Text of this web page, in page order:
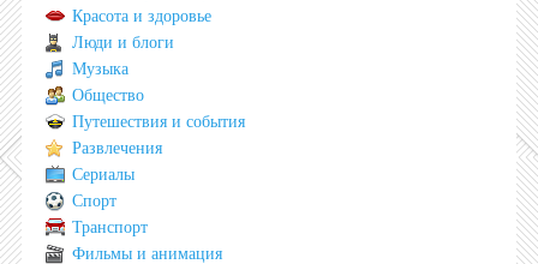
Красота и здоровье
Люди и блоги
Музыка
Общество
Путешествия и события
Развлечения
Сериалы
Спорт
Транспорт
Фильмы и анимация